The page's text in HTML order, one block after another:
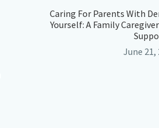
Caring For Parents With
Yourself: A Family
June 21,